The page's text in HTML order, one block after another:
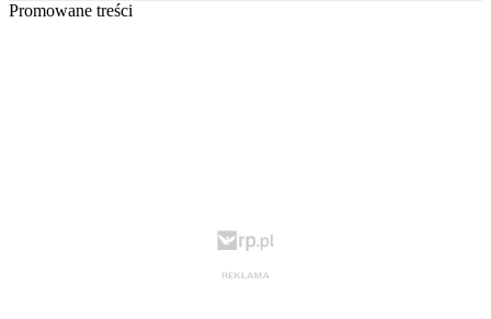
Promowane treści